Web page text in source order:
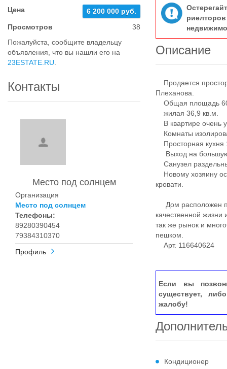
Цена
6 200 000 руб.
Просмотров
38
Пожалуйста, сообщите владельцу
объявления, что вы нашли его на
23ESTATE.RU
Контакты
Место под солнцем
Организация
Место под солнцем
Телефоны:
89280390454
79384310370
Профиль
Описание
Продается
Плеханова.
Общая площадь
жилая 36,9 кв.м.
В квартире очень
Комнаты
Просторная кухня
Выход на большую
Санузел
Новому хозяину
кровати.
Дом расположен
качественной жизни
так же рынок и
пешком.
Арт. 116640624
Если вы
существует,
жалобу!
Кондиционер